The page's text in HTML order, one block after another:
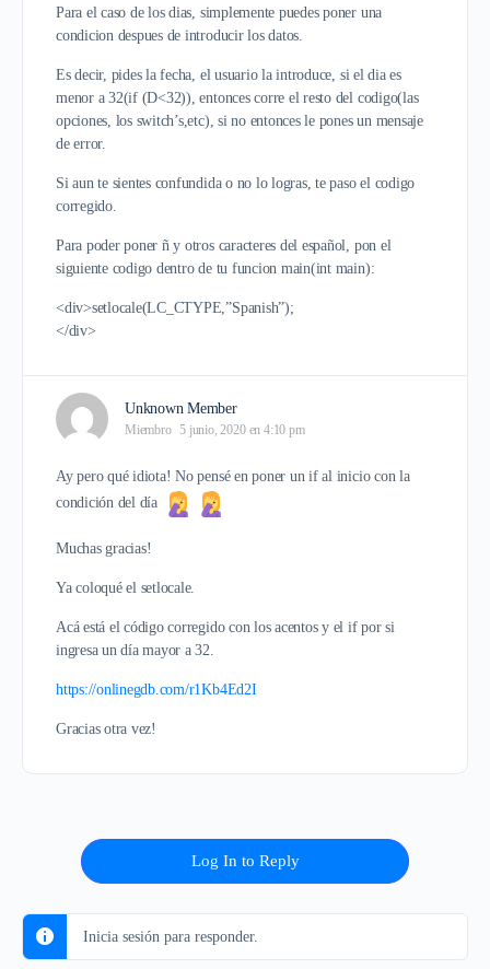
Para el caso de los dias, simplemente puedes poner una
condicion despues de introducir los datos.
Es decir, pides la fecha, el usuario la introduce, si el dia es
menor a 32(if (D<32)), entonces corre el resto del codigo(las
opciones, los switch’s,etc), si no entonces le pones un mensaje
de error.
Si aun te sientes confundida o no lo logras, te paso el codigo
corregido.
Para poder poner ñ y otros caracteres del español, pon el
siguiente codigo dentro de tu funcion main(int main):
<div>setlocale(LC_CTYPE,”Spanish”);
</div>
Unknown Member
Miembro 5 junio, 2020 en 4:10 pm
Ay pero qué idiota! No pensé en poner un if al inicio con la
condición del día
Muchas gracias!
Ya coloqué el setlocale.
Acá está el código corregido con los acentos y el if por si
ingresa un día mayor a 32.
https://onlinegdb.com/r1Kb4Ed2I
Gracias otra vez!
Log In to Reply
Inicia sesión para responder.